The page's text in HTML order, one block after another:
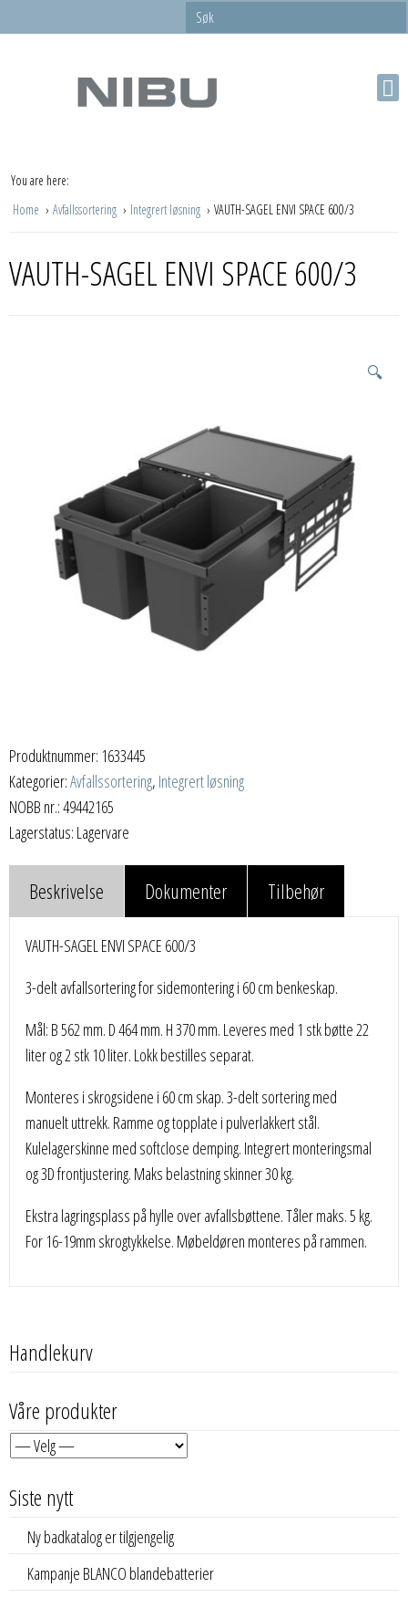
You are here:
Home
Avfallssortering Integrert løsning VAUTH-SAGEL ENVI SPACE 600/3
VAUTH-SAGEL ENVI SPACE 600/3
🔍
Produktnummer: 1633445
Kategorier:Avfallssortering, Integrert løsning
NOBB nr.: 49442165
Lagerstatus: Lagervare
Beskrivelse Dokumenter Tilbehør
VAUTH-SAGEL ENVI SPACE 600/3
3-delt avfallsortering for sidemontering i 60 cm benkeskap.
Mål: B 562 mm. D 464 mm. H 370 mm. Leveres med 1 stk bøtte 22
liter og 2 stk 10 liter. Lokk bestilles separat.
Monteres i skrogsidene i 60 cm skap. 3-delt sortering med
manuelt uttrekk. Ramme og topplate i pulverlakkert stål.
Kulelagerskinne med softclose demping. Integrert monteringsmal
og 3D frontjustering. Maks belastning skinner 30 kg.
Ekstra lagringsplass på hylle over avfallsbøttene. Tåler maks. 5 kg.
For 16-19mm skrogtykkelse. Møbeldøren monteres på rammen.
Handlekurv
Våre produkter
Siste nytt
Ny badkatalog er tilgjengelig
Kampanje BLANCO blandebatterier